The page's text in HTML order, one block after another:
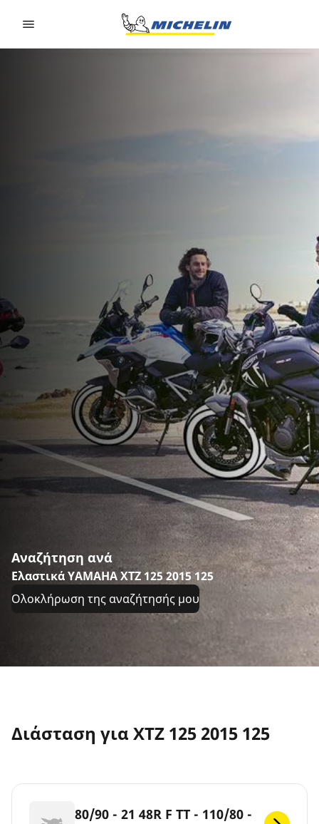
Αναζήτηση ανά
Ελαστικά YAMAHA XTZ 125 2015 125
Ολοκλήρωση της αναζήτησής μου
Διάσταση για XTZ 125 2015 125
80/90 - 21 48R F TT - 110/80 -